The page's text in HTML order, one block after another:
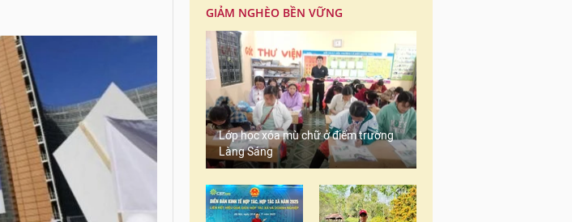
GIẢM NGHÈO BỀN VỮNG
Lớp học xóa mù chữ ở điểm trường
Làng Sáng